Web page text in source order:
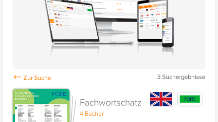
3Suchergebnisse
Fachwortschatz
4 Bücher